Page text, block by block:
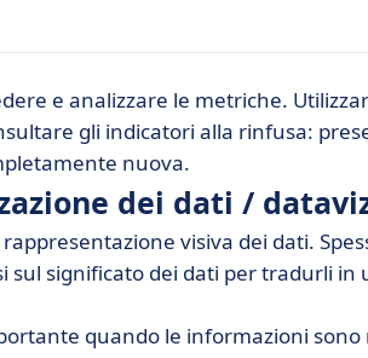
dei dati / dataviz?
dei dati aiutare la vostra azienda?
visualizzazione dei dati nella vostra
e analizzare le metriche.
gli indicatori alla rinfusa:
nuova.
dei dati /
rappresentazione visiva dei dati.
sul significato dei dati per tradurli in
quando le informazioni sono